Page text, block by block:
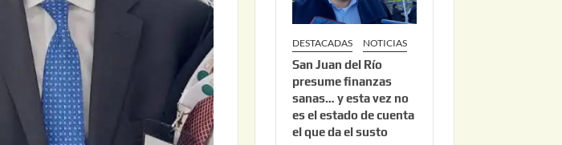
DESTACADAS NOTICIAS
San Juan del Río
presume finanzas
sanas… y esta vez no
es el estado de cuenta
el que da el susto